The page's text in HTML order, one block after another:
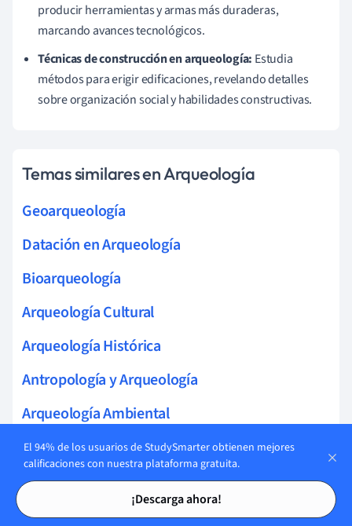
Tarjetas de estudio
Tarjetas de estudio
producir herramientas y armas más duraderas,
marcando avances tecnológicos.
Técnicas de construcción en arqueología: Estudia
métodos para erigir edificaciones, revelando detalles
sobre organización social y habilidades constructivas.
Temas similares en Arqueología
Geoarqueología
Datación en Arqueología
Bioarqueología
Arqueología Cultural
Arqueología Histórica
Antropología y Arqueología
Arqueología Ambiental
Arqueología Subacuática
Arqueobotánica
Arqueología Especializada
El 94% de los usuarios de StudySmarter obtienen mejores
calificaciones con nuestra plataforma gratuita.
¡Descarga ahora!